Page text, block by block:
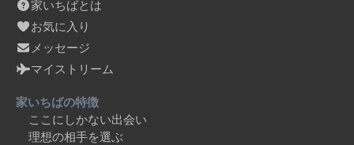
家いちばとは
お気に入り
メッセージ
マイストリーム
家いちばの特徴
ここにしかない出会い
理想の相手を選ぶ